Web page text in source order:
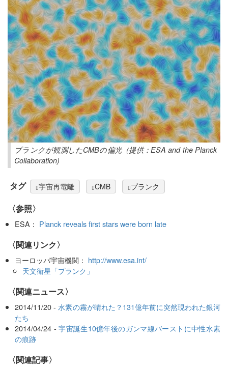
プランクが観測したCMBの偏光（提供：ESA and the Planck
Collaboration)
タグ 宇宙再電離 CMB プランク
〈参照〉
ESA： Planck reveals first stars were born late
〈関連リンク〉
ヨーロッパ宇宙機関： http://www.esa.int/
天文衛星「プランク」
〈関連ニュース〉
2014/11/20 -水素の霧が晴れた？131億年前に突然現われた銀河
たち
2014/04/24 -宇宙誕生10億年後のガンマ線バーストに中性水素
の痕跡
関連記事